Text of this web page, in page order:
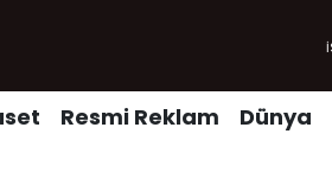
Resmi Reklam Dünya